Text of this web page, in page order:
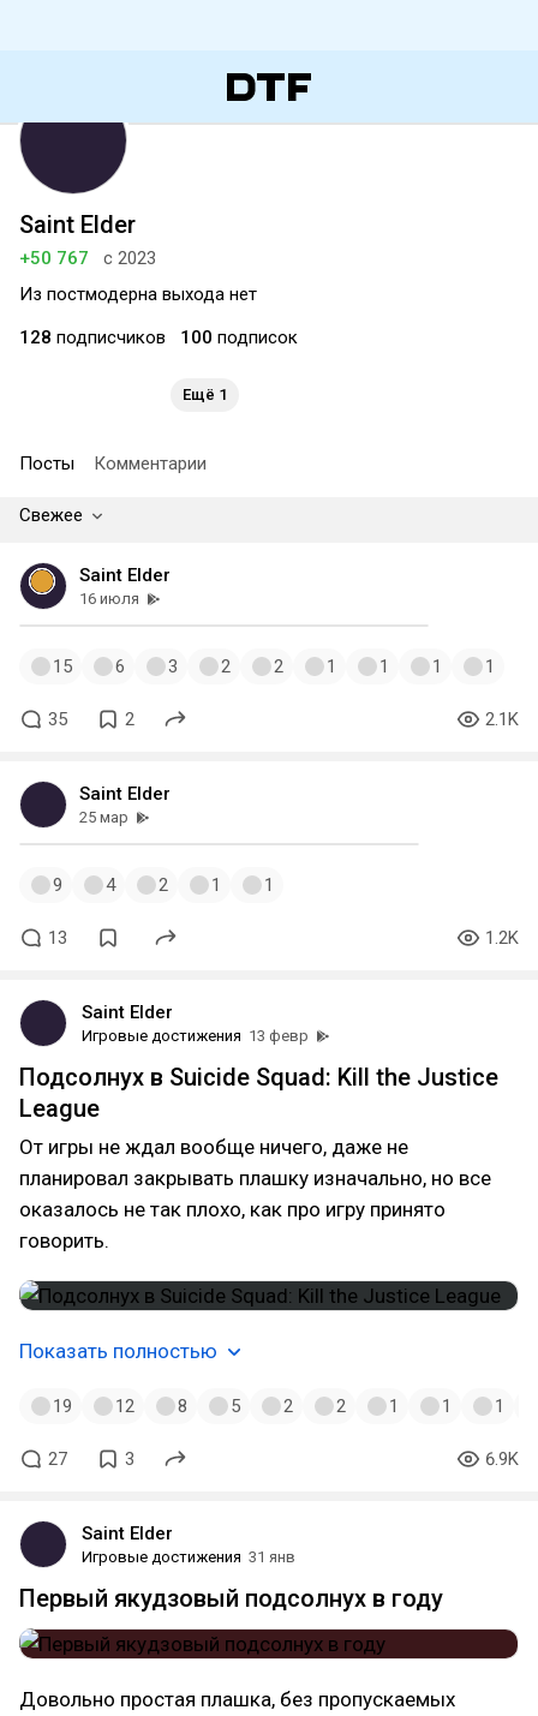
Saint Elder
+50 767
с 2023
Из постмодерна выхода нет
128 подписчиков 100 подписок
Ещё 1
Посты Комментарии
Свежее
Saint Elder
16 июля
15 6 3 2 2 1 1 1 1
35 2 2.1K
Saint Elder
25 мар
9 4 2 1 1
13 1.2K
Saint Elder
Игровые достижения 13 февр
Подсолнух в Suicide Squad: Kill the Justice
League
От игры не ждал вообще ничего, даже не
планировал закрывать плашку изначально, но все
оказалось не так плохо, как про игру принято
говорить.
Показать полностью
19 12 8 5 2 2 1 1 1
27 3 6.9K
Saint Elder
Игровые достижения 31 янв
Первый якудзовый подсолнух в году
Довольно простая плашка, без пропускаемых